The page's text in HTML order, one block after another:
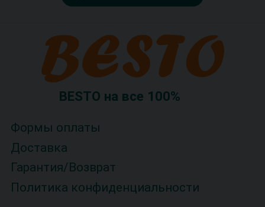
BESTO на все 100%
Формы оплаты
Доставка
Гарантия/Возврат
Политика конфиденциальности